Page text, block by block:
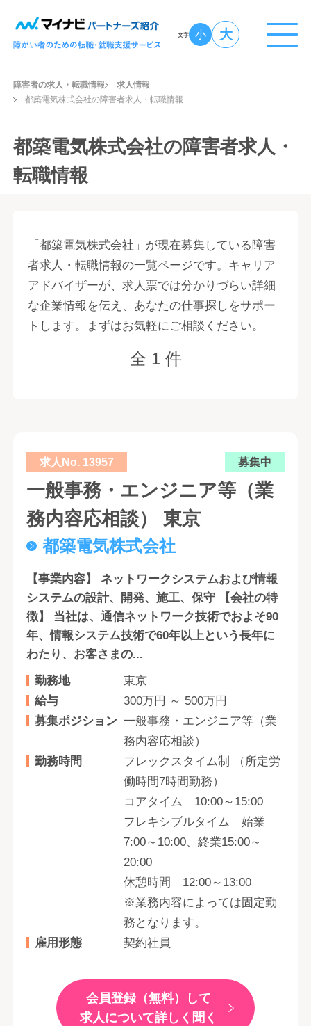
文字 小 大
障害者の求人・転職情報
求人情報
都築電気株式会社の障害者求人・転職情報
都築電気株式会社の障害者求人・
転職情報
「都築電気株式会社」が現在募集している障害
者求人・転職情報の一覧ページです。キャリア
アドバイザーが、求人票では分かりづらい詳細
な企業情報を伝え、あなたの仕事探しをサポー
トします。まずはお気軽にご相談ください。
全 1 件
求人No. 13957 募集中
一般事務・エンジニア等（業
務内容応相談） 東京
都築電気株式会社
【事業内容】 ネットワークシステムおよび情報
システムの設計、開発、施工、保守 【会社の特
徴】 当社は、通信ネットワーク技術でおよそ90
年、情報システム技術で60年以上という長年に
わたり、お客さまの...
勤務地
東京
給与
300万円 ～ 500万円
募集ポジション 一般事務・エンジニア等（業
務内容応相談）
勤務時間
フレックスタイム制 （所定労
働時間7時間勤務）
コアタイム 10:00～15:00
フレキシブルタイム 始業
7:00～10:00、終業15:00～
20:00
休憩時間 12:00～13:00
※業務内容によっては固定勤
務となります。
雇用形態
契約社員
会員登録（無料）して
求人について詳しく聞く